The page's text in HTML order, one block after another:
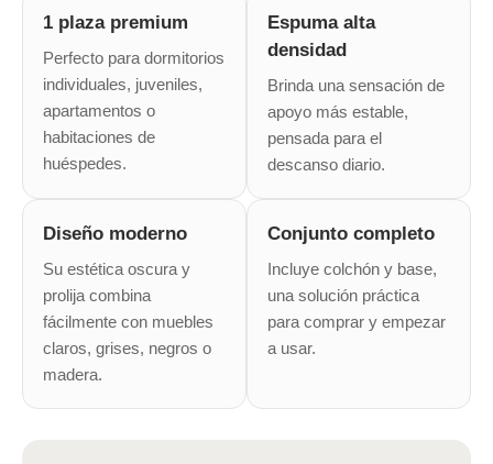
1 plaza premium
Perfecto para dormitorios
individuales, juveniles,
apartamentos o
habitaciones de
huéspedes.
Espuma alta
densidad
Brinda una sensación de
apoyo más estable,
pensada para el
descanso diario.
Diseño moderno
Su estética oscura y
prolija combina
fácilmente con muebles
claros, grises, negros o
madera.
Conjunto completo
Incluye colchón y base,
una solución práctica
para comprar y empezar
a usar.
Comprá ahora y Pagá
Después, hasta en 12
cuotas y sin tocar tu
tarjeta de crédito
¡Sumate a la forma más ágil de
comprar!
Comprá en 3 cuotas sin recargo o hasta en
12 cuotas * ¡Solo con tu cédula!
* sujeto aprobación crediticia.
Verifica si estás calificado para comprar con
Celular
Estás calificado para comprar usando Pago
¡Tenés hasta
para comprar en las cuotas que
Elegí tus productos preferidos
Parece que no tenes oferta, lamentamos
el inconveniente, por cualquier duda
preguntas@pagodespues.com.uy
¡Algo salió mal!
Por favor intenta nuevamente mas tarde.